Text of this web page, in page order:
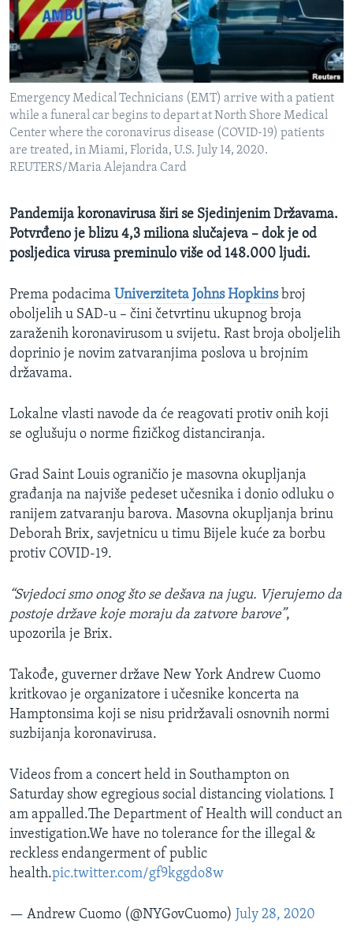
MAGAZIN
O GLASU AMERIKE
Learning English
PRATITE NAS
Emergency Medical Technicians (EMT) arrive with a patient
while a funeral car begins to depart at North Shore Medical
Center where the coronavirus disease (COVID-19) patients
are treated, in Miami, Florida, U.S. July 14, 2020.
REUTERS/Maria Alejandra Card
Pandemija koronavirusa širi se Sjedinjenim Državama.
Potvrđeno je blizu 4,3 miliona slučajeva – dok je od
posljedica virusa preminulo više od 148.000 ljudi.
Prema podacima Univerziteta Johns Hopkinsbroj
oboljelih u SAD-u – čini četvrtinu ukupnog broja
zaraženih koronavirusom u svijetu. Rast broja oboljelih
doprinio je novim zatvaranjima poslova u brojnim
državama.
Lokalne vlasti navode da će reagovati protiv onih koji
se oglušuju o norme fizičkog distanciranja.
Grad Saint Louis ograničio je masovna okupljanja
građanja na najviše pedeset učesnika i donio odluku o
ranijem zatvaranju barova. Masovna okupljanja brinu
Deborah Brix, savjetnicu u timu Bijele kuće za borbu
protiv COVID-19.
“Svjedoci smo onog što se dešava na jugu. Vjerujemo da
postoje države koje moraju da zatvore barove”,
upozorila je Brix.
Takođe, guverner države New York Andrew Cuomo
kritkovao je organizatore i učesnike koncerta na
Hamptonsima koji se nisu pridržavali osnovnih normi
suzbijanja koronavirusa.
Videos from a concert held in Southampton on
Saturday show egregious social distancing violations. I
am appalled.The Department of Health will conduct an
investigation.We have no tolerance for the illegal &
reckless endangerment of public
health.pic.twitter.com/gf9kggdo8w
— Andrew Cuomo (@NYGovCuomo) July 28, 2020